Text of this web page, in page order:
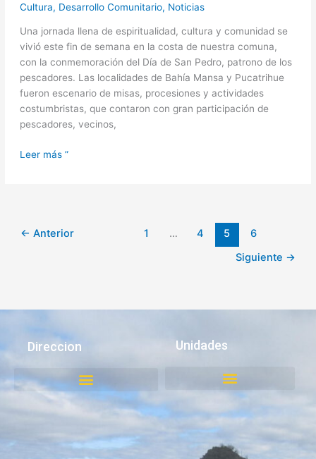
Cultura, Desarrollo Comunitario, Noticias
Una jornada llena de espiritualidad, cultura y comunidad se
vivió este fin de semana en la costa de nuestra comuna,
con la conmemoración del Día de San Pedro, patrono de los
pescadores. Las localidades de Bahía Mansa y Pucatrihue
fueron escenario de misas, procesiones y actividades
costumbristas, que contaron con gran participación de
pescadores, vecinos,
Leer más ”
← Anterior 1 … 4 5
6
Siguiente →
Direccion Unidades